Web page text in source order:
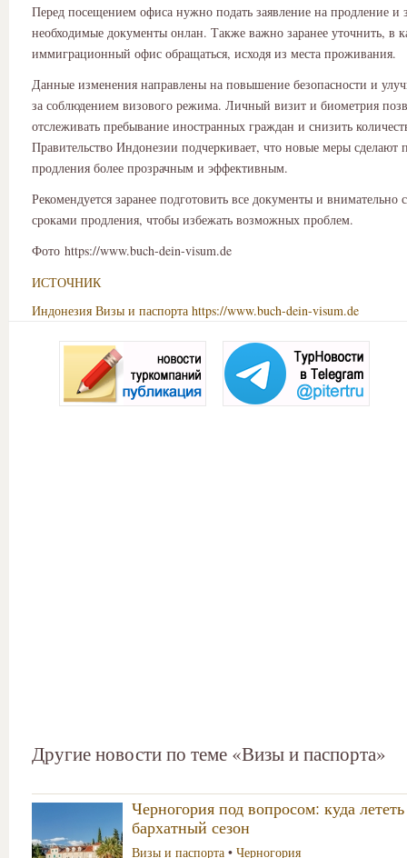
Перед посещением офиса нужно подать заявление на продление и
необходимые документы онлан. Также важно заранее уточнить, в
иммиграционный офис обращаться, исходя из места проживания.
Данные изменения направлены на повышение безопасности и
за соблюдением визового режима. Личный визит и биометрия
отслеживать пребывание иностранных граждан и снизить
Правительство Индонезии подчеркивает, что новые меры сделают
продления более прозрачным и эффективным.
Рекомендуется заранее подготовить все документы и внимательно
сроками продления, чтобы избежать возможных проблем.
Фото https://www.buch-dein-visum.de
ИСТОЧНИК
Индонезия Визы и паспорта https://www.buch-dein-visum.de
Другие новости по теме «Визы и паспорта»
Черногория под вопросом: куда
бархатный сезон
Визы и паспорта • Черногория